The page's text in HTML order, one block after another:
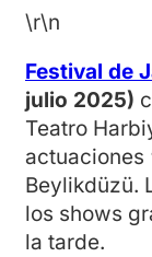
\r\n
Festival de
julio 2025)
Teatro
actuaciones
Beylikdüzü.
los shows
la tarde.